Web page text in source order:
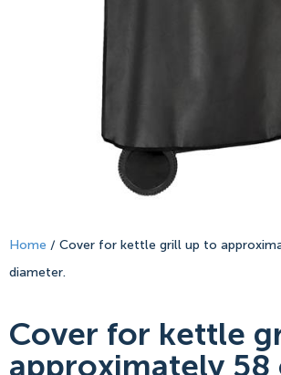
Home / Cover for kettle grill up to
diameter.
Cover for kettle
approximately 58